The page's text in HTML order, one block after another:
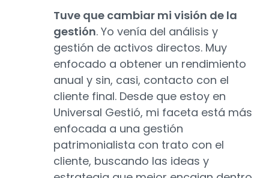
Tuve que cambiar mi visión de la
gestión. Yo venía del análisis y
gestión de activos directos. Muy
enfocado a obtener un rendimiento
anual y sin, casi, contacto con el
cliente final. Desde que estoy en
Universal Gestió, mi faceta está más
enfocada a una gestión
patrimonialista con trato con el
cliente, buscando las ideas y